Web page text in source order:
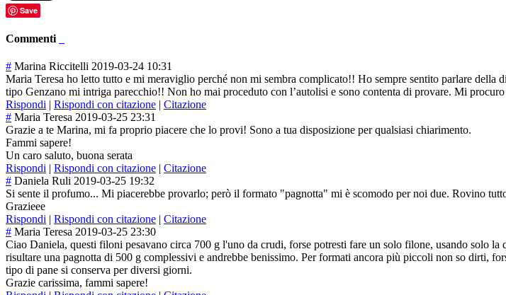
Save
Commenti
# Marina Riccitelli 2019-03-24 10:31
Maria Teresa ho letto tutto e mi meraviglio perché non mi sembra complicato!! Ho sempre sentito parlare
tipo Genzano mi intriga parecchio!! Non ho mai proceduto con l’autolisi e sono contenta di provare. Mi
Rispondi | Rispondi con citazione | Citazione
# Maria Teresa 2019-03-25 23:31
Grazie a te Marina, mi fa proprio piacere che lo provi! Sono a tua disposizione per qualsiasi chiarimento.
Fammi sapere!
Un caro saluto, buona serata
Rispondi | Rispondi con citazione | Citazione
# Daniela Ruli 2019-03-25 19:32
Si sente il profumo... Mi piacerebbe provarlo; però il formato "pagnotta" mi è scomodo per noi due. Rovino
Grazieee
Rispondi | Rispondi con citazione | Citazione
# Maria Teresa 2019-03-25 23:30
Ciao Daniela, questi filoni pesavano circa 700 g l'uno da crudi, forse potresti fare un solo filone, usando solo
risultare una pagnotta di 500 g complessivi e andrebbe benissimo. Per formati ancora più piccoli non so dirti,
tipo di pane si conserva per diversi giorni.
Grazie carissima, fammi sapere!